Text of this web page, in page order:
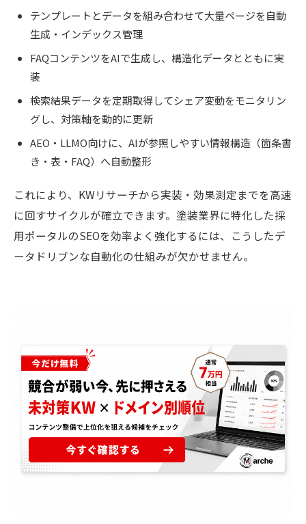
テンプレートとデータを組み合わせて大量ページを自動
生成・インデックス管理
FAQコンテンツをAIで生成し、構造化データとともに実
装
検索結果データを定期取得してシェア変動をモニタリン
グし、対策軸を動的に更新
AEO・LLMO向けに、AIが参照しやすい情報構造（箇条書
き・表・FAQ）へ自動整形
これにより、KWリサーチから実装・効果測定までを高速
に回すサイクルが確立できます。塗装業界に特化した採
用ポータルのSEOを効率よく強化するには、こうしたデ
ータドリブンな自動化の仕組みが欠かせません。